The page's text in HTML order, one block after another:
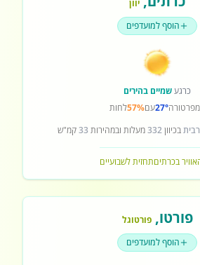
יוון
הוסף למועדפים
כרגעשמיים בהירים
27°עם57%לחות
בכיוון332מעלות ובמהירות 33קמ"ש
בכרתיםתחזית לשבועיים
פורטו,פורטוגל
הוסף למועדפים